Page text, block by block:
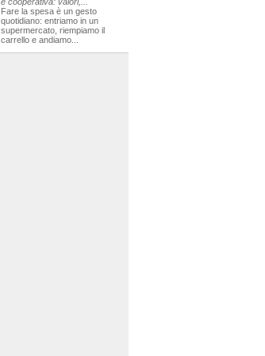
Fare la spesa è un gesto
quotidiano: entriamo in un
supermercato, riempiamo il
carrello e andiamo...